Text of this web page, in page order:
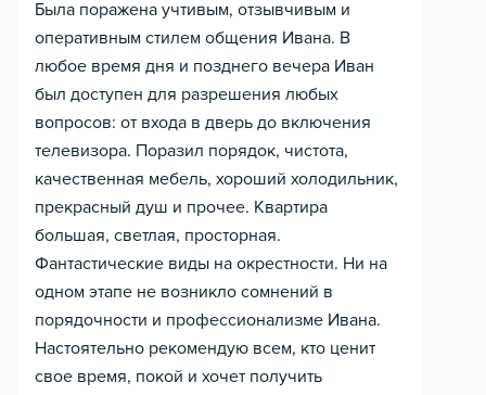
Была поражена учтивым, отзывчивым и
оперативным стилем общения Ивана. В
любое время дня и позднего вечера Иван
был доступен для разрешения любых
вопросов: от входа в дверь до включения
телевизора. Поразил порядок, чистота,
качественная мебель, хороший холодильник,
прекрасный душ и прочее. Квартира
большая, светлая, просторная.
Фантастические виды на окрестности. Ни на
одном этапе не возникло сомнений в
порядочности и профессионализме Ивана.
Настоятельно рекомендую всем, кто ценит
свое время, покой и хочет получить